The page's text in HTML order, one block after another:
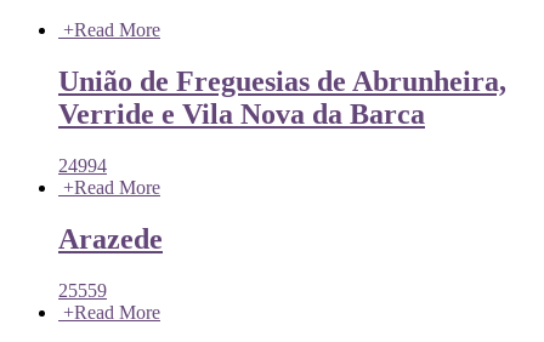
+Read More
União de Freguesias de Abrunheira,
Verride e Vila Nova da Barca
24994
+Read More
Arazede
25559
+Read More